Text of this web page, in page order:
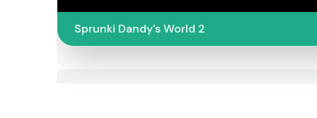
Sprunki Dandy's World 2